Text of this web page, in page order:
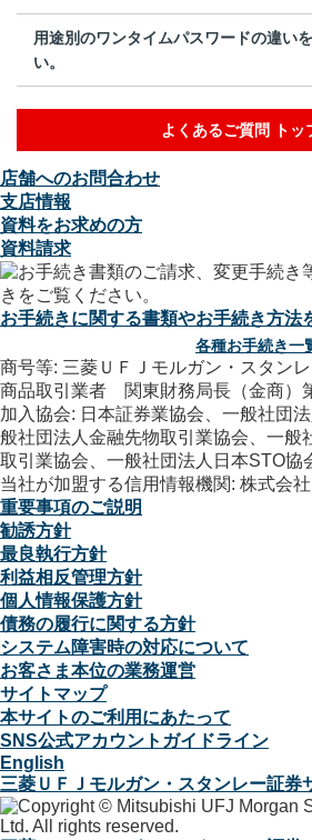
用途別のワンタイムパスワードの違い
い。
よくあるご質問 トッ
店舗へのお問合わせ
支店情報
資料をお求めの方
資料請求
お手続きに関する書類やお手続き方法
各種お手続き一
商号等: 三菱ＵＦＪモルガン・スタン
商品取引業者 関東財務局長（金商）
加入協会: 日本証券業協会、一般社団
般社団法人金融先物取引業協会、一般
取引業協会、一般社団法人日本STO協
当社が加盟する信用情報機関: 株式会
重要事項のご説明
勧誘方針
最良執行方針
利益相反管理方針
個人情報保護方針
債務の履行に関する方針
システム障害時の対応について
お客さま本位の業務運営
サイトマップ
本サイトのご利用にあたって
SNS公式アカウントガイドライン
English
三菱ＵＦＪモルガン・スタンレー証券